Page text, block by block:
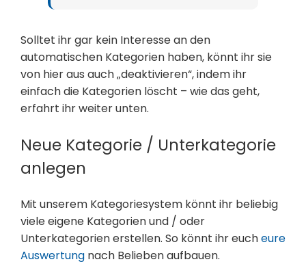
Solltet ihr gar kein Interesse an den
automatischen Kategorien haben, könnt ihr sie
von hier aus auch „deaktivieren“, indem ihr
einfach die Kategorien löscht – wie das geht,
erfahrt ihr weiter unten.
Neue Kategorie / Unterkategorie
anlegen
Mit unserem Kategoriesystem könnt ihr beliebig
viele eigene Kategorien und / oder
Unterkategorien erstellen. So könnt ihr eucheure
Auswertung nach Belieben aufbauen.